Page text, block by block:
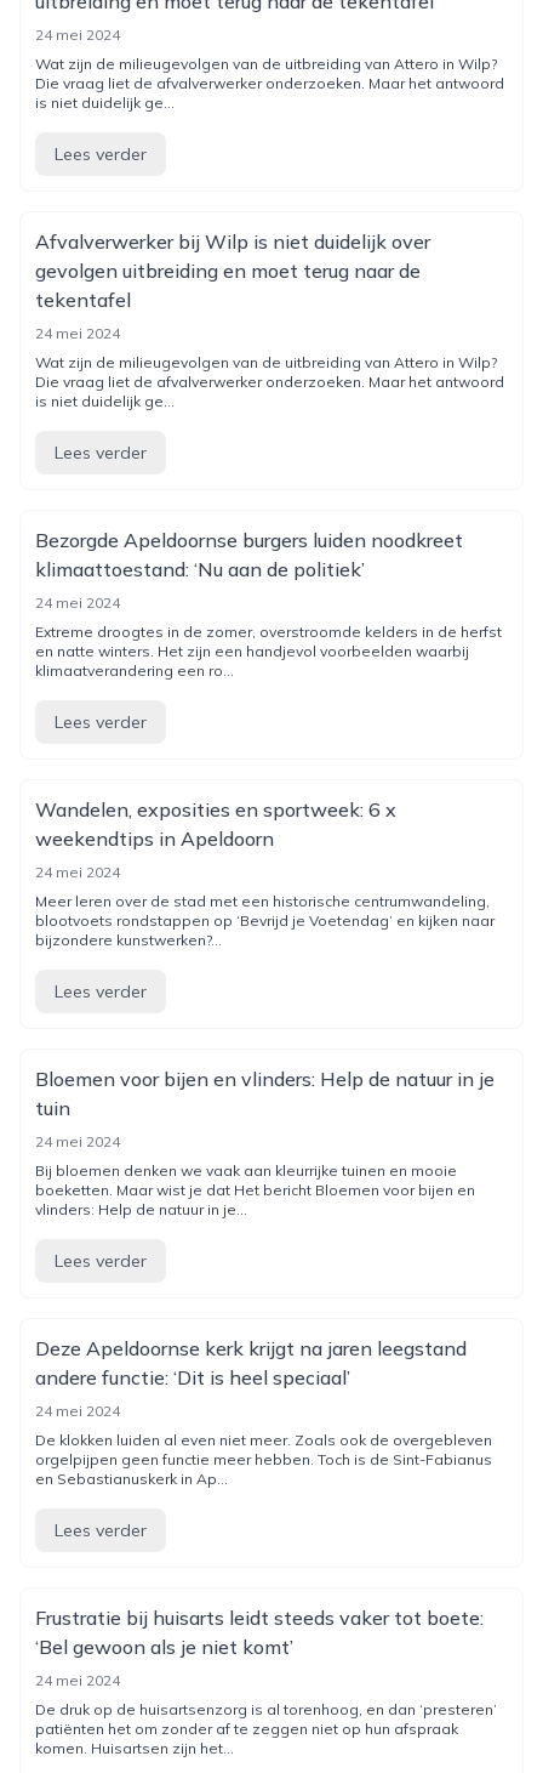
24 mei 2024
Wat zijn de milieugevolgen van de uitbreiding van Attero in Wilp?
Die vraag liet de afvalverwerker onderzoeken. Maar het antwoord
is niet duidelijk ge...
Lees verder
Afvalverwerker bij Wilp is niet duidelijk over
gevolgen uitbreiding en moet terug naar de
tekentafel
24 mei 2024
Wat zijn de milieugevolgen van de uitbreiding van Attero in Wilp?
Die vraag liet de afvalverwerker onderzoeken. Maar het antwoord
is niet duidelijk ge...
Lees verder
Bezorgde Apeldoornse burgers luiden noodkreet
klimaattoestand: ‘Nu aan de politiek’
24 mei 2024
Extreme droogtes in de zomer, overstroomde kelders in de herfst
en natte winters. Het zijn een handjevol voorbeelden waarbij
klimaatverandering een ro...
Lees verder
Wandelen, exposities en sportweek: 6 x
weekendtips in Apeldoorn
24 mei 2024
Meer leren over de stad met een historische centrumwandeling,
blootvoets rondstappen op ‘Bevrijd je Voetendag’ en kijken naar
bijzondere kunstwerken?...
Lees verder
Bloemen voor bijen en vlinders: Help de natuur in je
tuin
24 mei 2024
Bij bloemen denken we vaak aan kleurrijke tuinen en mooie
boeketten. Maar wist je dat Het bericht Bloemen voor bijen en
vlinders: Help de natuur in je...
Lees verder
Deze Apeldoornse kerk krijgt na jaren leegstand
andere functie: ‘Dit is heel speciaal’
24 mei 2024
De klokken luiden al even niet meer. Zoals ook de overgebleven
orgelpijpen geen functie meer hebben. Toch is de Sint-Fabianus
en Sebastianuskerk in Ap...
Lees verder
Frustratie bij huisarts leidt steeds vaker tot boete:
‘Bel gewoon als je niet komt’
24 mei 2024
De druk op de huisartsenzorg is al torenhoog, en dan ‘presteren’
patiënten het om zonder af te zeggen niet op hun afspraak
komen. Huisartsen zijn het...